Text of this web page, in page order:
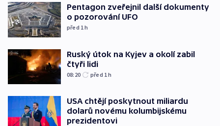
Pentagon zveřejnil další dokumenty
o pozorování UFO
před 1h
Ruský útok na Kyjev a okolí zabil
čtyři lidi
08:20 před 1h
USA chtějí poskytnout miliardu
dolarů novému kolumbijskému
prezidentovi